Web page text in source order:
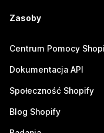
Zasoby
Centrum Pomocy
Dokumentacja API
Społeczność Shopify
Blog Shopify